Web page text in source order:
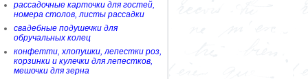
рассадочные карточки для гостей,
номера столов, листы рассадки
свадебные подушечки для
обручальных колец
конфетти, хлопушки, лепестки роз,
корзинки и кулечки для лепестков,
мешочки для зерна